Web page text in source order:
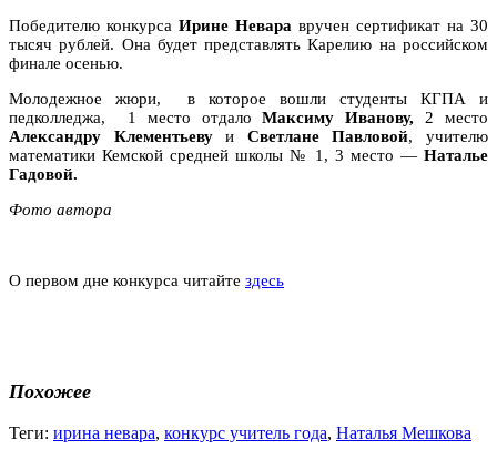
Победителю конкурса Ирине Невара вручен сертификат на 30
тысяч рублей. Она будет представлять Карелию на российском
финале осенью.
Молодежное жюри, в которое вошли студенты КГПА и
педколледжа, 1 место отдалоМаксиму Иванову, 2 место
Александру Клементьевуи Светлане Павловой, учителю
математики Кемской средней школы № 1, 3 место — Наталье
Гадовой.
Фото автора
О первом дне конкурса читайте здесь
Похожее
Теги: ирина невара, конкурс учитель года, Наталья Мешкова